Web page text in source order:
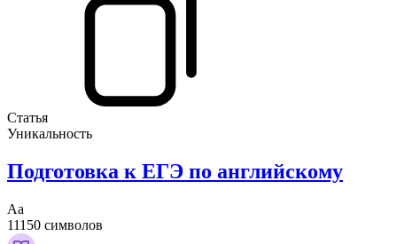
Статья
Уникальность
Подготовка к ЕГЭ по английскому
Аа
11150 символов